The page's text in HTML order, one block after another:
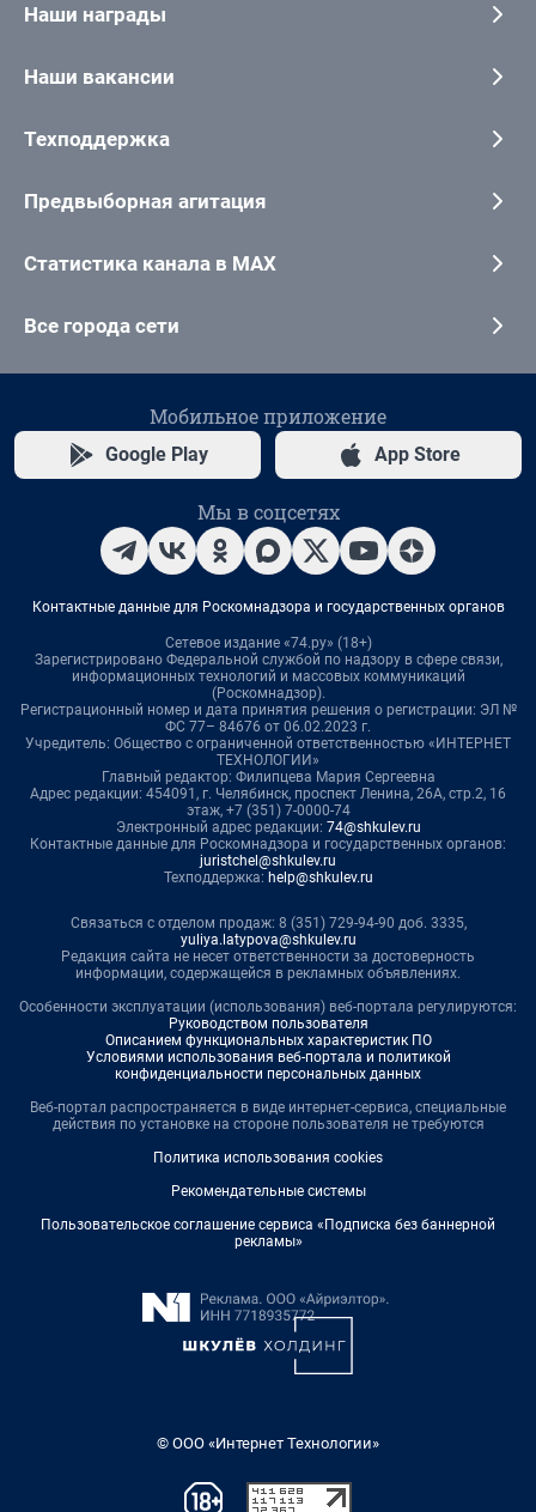
Наши награды
Наши вакансии
Техподдержка
Предвыборная агитация
Статистика канала в MAX
Все города сети
Мобильное приложение
Google Play App Store
Мы в соцсетях
Контактные данные для Роскомнадзора и государственных органов
Сетевое издание «74.ру» (18+)
Зарегистрировано Федеральной службой по надзору в сфере связи,
информационных технологий и массовых коммуникаций
(Роскомнадзор).
Регистрационный номер и дата принятия решения о регистрации: ЭЛ №
ФС 77– 84676 от 06.02.2023 г.
Учредитель: Общество с ограниченной ответственностью «ИНТЕРНЕТ
ТЕХНОЛОГИИ»
Главный редактор: Филипцева Мария Сергеевна
Адрес редакции: 454091, г. Челябинск, проспект Ленина, 26А, стр.2, 16
этаж, +7 (351) 7-0000-74
Электронный адрес редакции: 74@shkulev.ru
Контактные данные для Роскомнадзора и государственных органов:
juristchel@shkulev.ru
Техподдержка: help@shkulev.ru
Связаться с отделом продаж: 8 (351) 729-94-90 доб. 3335,
yuliya.latypova@shkulev.ru
Редакция сайта не несет ответственности за достоверность
информации, содержащейся в рекламных объявлениях.
Особенности эксплуатации (использования) веб-портала регулируются:
Руководством пользователя
Описанием функциональных характеристик ПО
Условиями использования веб-портала и политикой
конфиденциальности персональных данных
Веб-портал распространяется в виде интернет-сервиса, специальные
действия по установке на стороне пользователя не требуются
Политика использования cookies
Рекомендательные системы
Пользовательское соглашение сервиса «Подписка без баннерной
рекламы»
© ООО «Интернет Технологии»